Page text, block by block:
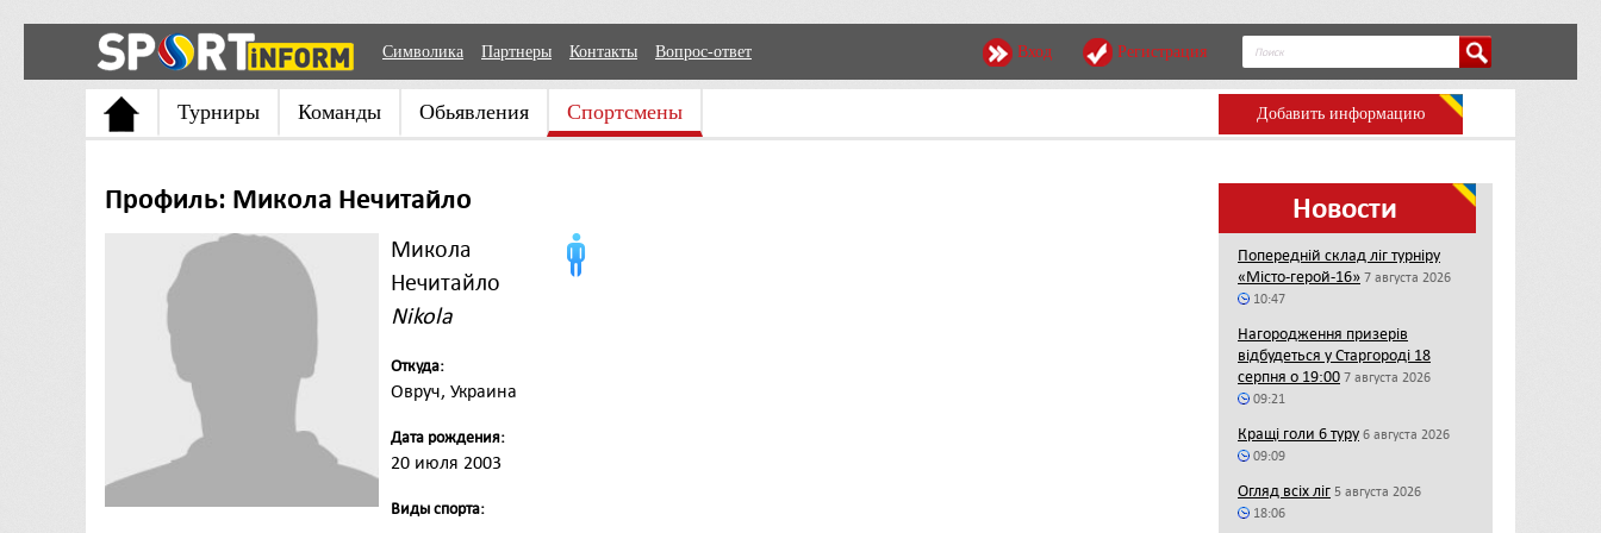
Символика Партнеры Контакты Вопрос-ответ Вход Регистрация
Турниры Команды Обьявления Спортсмены Добавить информацию
Профиль: Микола Нечитайло
Микола
Нечитайло
Nikola
Откуда:
Овруч, Украина
Дата рождения:
20 июля 2003
Виды спорта:
Новости
Попередній склад ліг турніру
«Місто-герой-16» 7 августа 2026
10:47
Нагородження призерів
відбудеться у Старгороді 18
серпня о 19:00 7 августа 2026
09:21
Кращі голи 6 туру 6 августа 2026
09:09
Огляд всіх ліг 5 августа 2026
18:06